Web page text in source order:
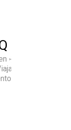
✈️ Inspírate
sol@? 👉🏻
y tips en el